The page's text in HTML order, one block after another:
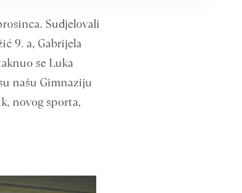
Sudjelovali
9. a, Gabrijela
se Luka
našu Gimnaziju
novog sporta,